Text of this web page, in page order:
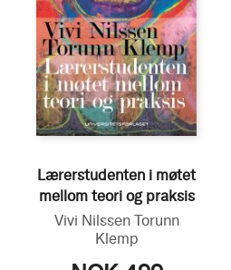
Lærerstudenten i møtet
mellom teori og praksis
Vivi Nilssen Torunn
Klemp